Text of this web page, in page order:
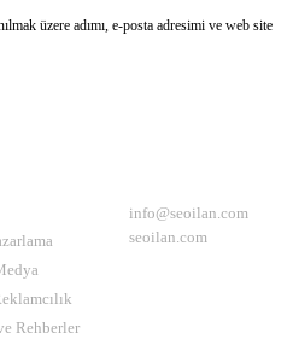
üzere adımı, e-posta adresimi ve web site
Rehberler
info@seoilan.com
seoilan.com